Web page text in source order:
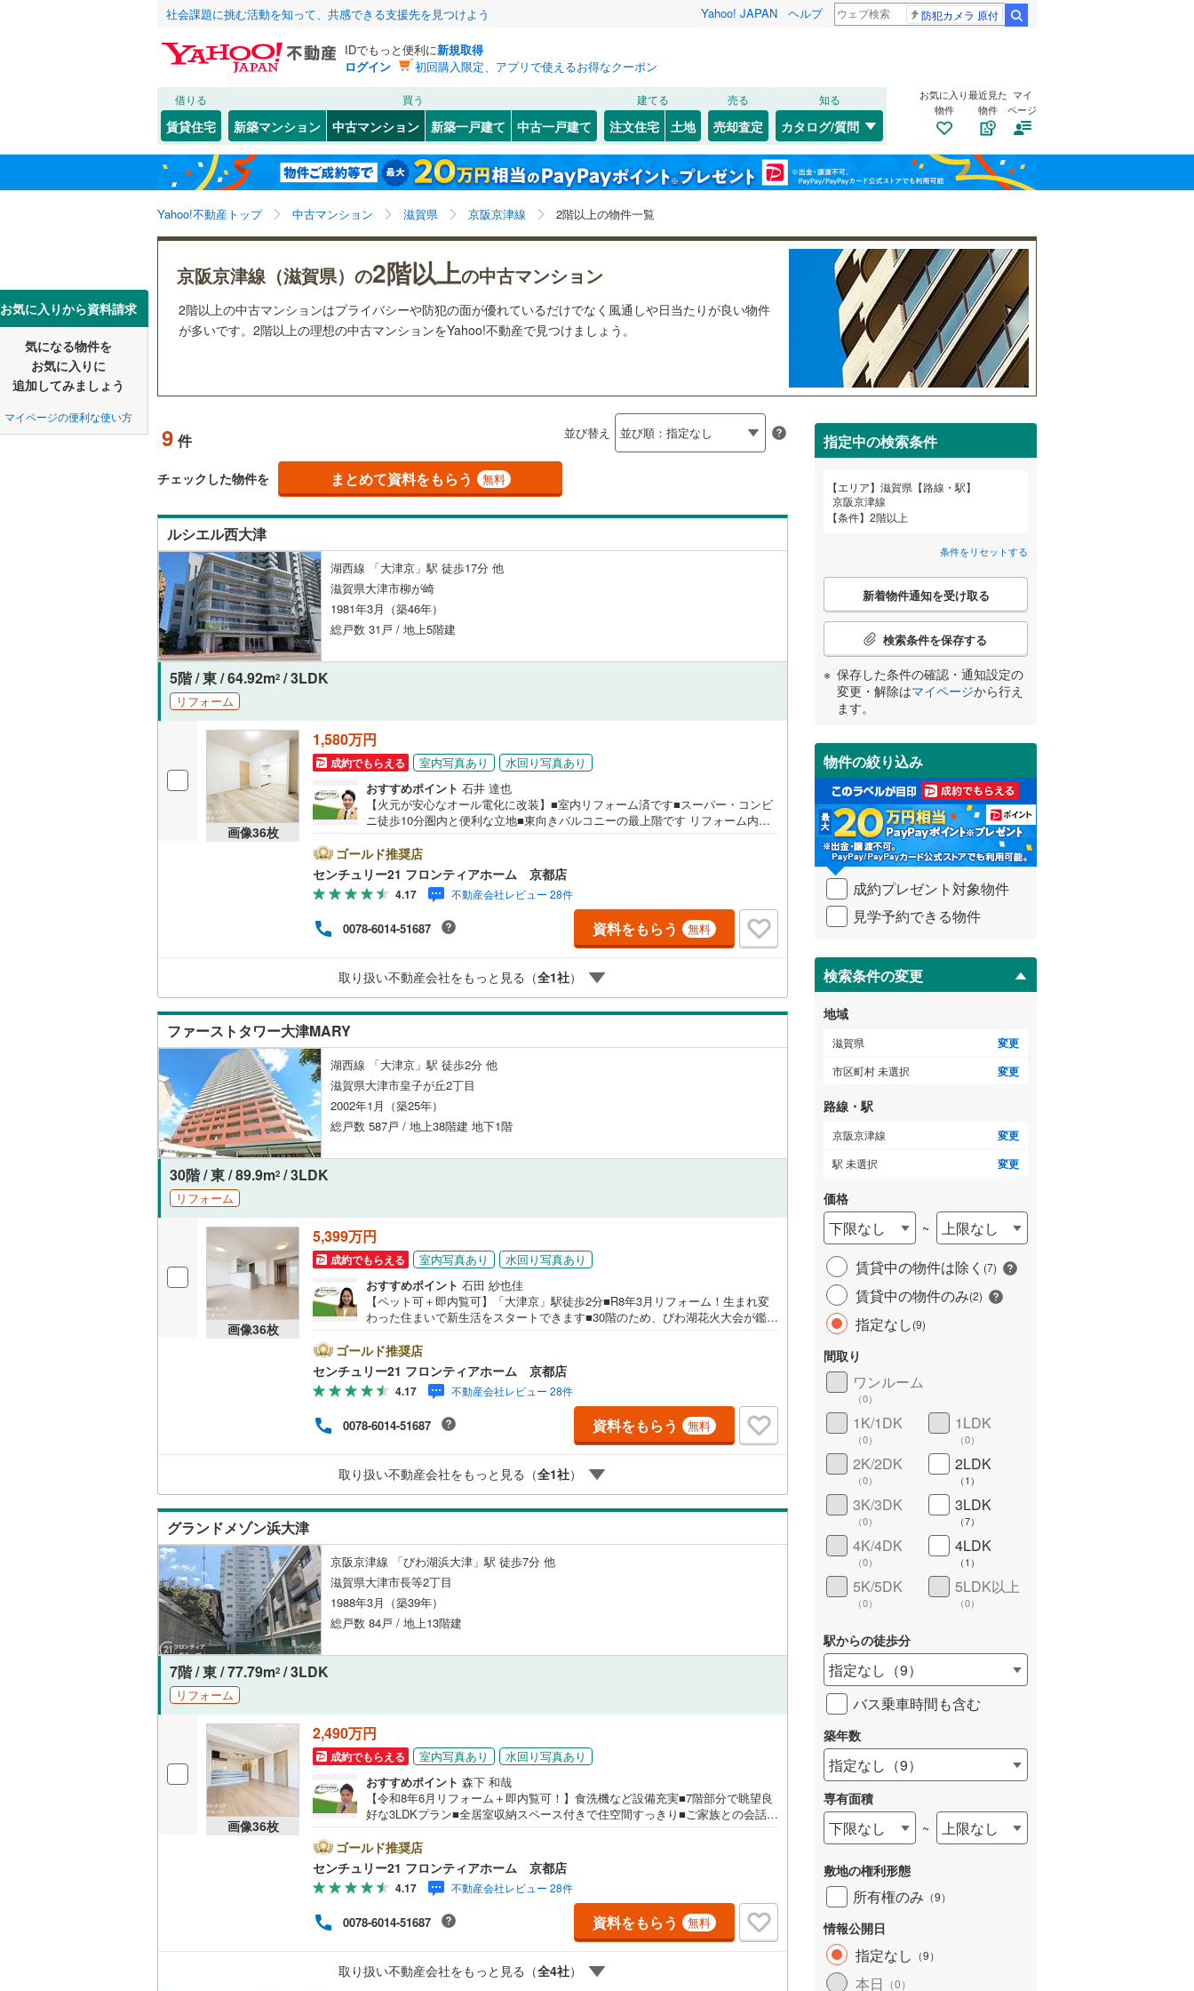
社会課題に挑む活動を知って、共感できる支援先を見つけよう Yahoo! JAPAN ヘルプ 防犯カメラ 原付
IDでもっと便利に新規取得
ログイン
初回購入限定、アプリで使えるお得なクーポン
借りる
賃貸住宅
買う
新築マンション 中古マンション 新築一戸建て 中古一戸建て
建てる
注文住宅 土地
売る
売却査定
知る
カタログ/質問
お気に入り
物件
最近見た
物件
マイ
ページ
Yahoo!不動産トップ 中古マンション 滋賀県 京阪京津線 2階以上の物件一覧
お気に入りから資料請求
気になる物件を
お気に入りに
追加してみましょう
マイページの便利な使い方
京阪京津線（滋賀県）の2階以上の中古マンション
2階以上の中古マンションはプライバシーや防犯の面が優れているだけでなく風通しや日当たりが良い物件
が多いです。2階以上の理想の中古マンションをYahoo!不動産で見つけましょう。
9 件 並び替え
チェックした物件を まとめて資料をもらう 無料
ルシエル西大津
湖西線 「大津京」駅 徒歩17分 他
滋賀県大津市柳が崎
1981年3月（築46年）
総戸数 31戸 / 地上5階建
5階 / 東 / 64.92m2 / 3LDK
リフォーム
画像36枚
1,580万円
成約でもらえる 室内写真あり
水回り写真あり
おすすめポイント 石井 達也
【火元が安心なオール電化に改装】■室内リフォーム済です■スーパー・コンビ
ニ徒歩10分圏内と便利な立地■東向きバルコニーの最上階です リフォーム内
新調・洗濯パン・電気温水器新調・天井 壁クロス張替:全室・納戸・洗面所・ト
イレ・廊下・クッションフロア張替:洗面所・トイレ・納戸・フロアタイル上貼
り:LDK ・廊下・カーペット貼替:洋室5.5 帖・畳表替・襖新調:全和室・網戸張
替・サッシガラス交換・建具交換:玄関・廊下物入・トイレ・納戸・LDK・巾木
新調・火災報知器・インターホン・スイッチ・コンセント新調・玄関框の新
調・バルコニー洗浄・ハウスクリーニング 立地・大津市立志賀小学校まで徒歩
約18分・大津市皇子山中学校 まで徒歩約18分 弊社が選ばれる理由 1.お金の扱
などにも対応できる売却専門チームあり！3.たくさんの銀行と繋がりがあるた
め、最も低金利になるように審査が可能
ゴールド推奨店
センチュリー21 フロンティアホーム 京都店
4.17 不動産会社レビュー 28件
0078-6014-51687 資料をもらう 無料
取り扱い不動産会社をもっと見る（全1社）
ファーストタワー大津MARY
湖西線 「大津京」駅 徒歩2分 他
滋賀県大津市皇子が丘2丁目
2002年1月（築25年）
総戸数 587戸 / 地上38階建 地下1階
30階 / 東 / 89.9m2 / 3LDK
リフォーム
画像36枚
5,399万円
成約でもらえる 室内写真あり
水回り写真あり
おすすめポイント 石田 紗也佳
【ペット可＋即内覧可】「大津京」駅徒歩2分■R8年3月リフォーム！生まれ変
わった住まいで新生活をスタートできます■30階のため、びわ湖花火大会が鑑賞
グの様子を見ながらお料理ができます・東向きのお部屋は午後の日差しが抑え
られ夏場も快適に過ごせます リフォーム内容・キッチン（食洗機付システムキ
ッチン）・浴室（浴室乾燥機付ユニットバス）・洗面室（洗面化粧台・洗濯用
水栓・洗濯パン）・トイレ（タンク・便器本体・温水洗浄便座）・その他（照
明器具、建具、分電盤、スイッチコンセント、給湯器）他 立地・大津市立長等
小学校まで徒歩約19分・大津市立皇子山中学校まで徒歩約6分 弊社が選ばれる
理由 1.お金の扱い方のプロ、ファイナンシャルプランナーが資金計画をサポー
がりがあるため、最も低金利になるように審査が可能！お気軽にお問合せくだ
さい！
ゴールド推奨店
センチュリー21 フロンティアホーム 京都店
4.17 不動産会社レビュー 28件
0078-6014-51687 資料をもらう 無料
取り扱い不動産会社をもっと見る（全1社）
グランドメゾン浜大津
京阪京津線 「びわ湖浜大津」駅 徒歩7分 他
滋賀県大津市長等2丁目
1988年3月（築39年）
総戸数 84戸 / 地上13階建
7階 / 東 / 77.79m2 / 3LDK
リフォーム
画像36枚
2,490万円
成約でもらえる 室内写真あり
水回り写真あり
おすすめポイント 森下 和哉
【令和8年6月リフォーム＋即内覧可！】食洗機など設備充実■7階部分で眺望良
好な3LDKプラン■全居室収納スペース付きで住空間すっきり■ご家族との会話が
洗面化粧台新規交換・トイレ新規交換・全室クロス張替・床材・畳新規貼替・
建具新規交換・配管更新 立地・大津市立長等小学校まで徒歩約11分・大津市立
皇子山中学校まで徒歩約18分 弊社が選ばれる理由 1.お金の扱い方のプロ、ファ
イナンシャルプランナーが資金計画をサポート！2.買い替えなどにも対応でき
る売却専門チームあり！3.たくさんの銀行と繋がりがあるため、最も低金利に
なるように審査が可能！4.物件のお引渡し後に必要になったお家のリフォーム
も弊社のリフォームプランナーがご提案！5.定期的にご連絡を繋ぎ、有事の際
多くの知見がございますお気軽にお問合せください！
ゴールド推奨店
センチュリー21 フロンティアホーム 京都店
4.17 不動産会社レビュー 28件
0078-6014-51687 資料をもらう 無料
取り扱い不動産会社をもっと見る（全4社）
指定中の検索条件
エリア
滋賀県【路線・駅】
京阪京津線
条件
2階以上
条件をリセットする
こ
検
条
件
受
け
取
る
・
条
件
を
イ
ペ
ジ
に
保
存
す
る
新着物件通知を受け取る
検索条件を保存する
保存した条件の確認・通知設定の
変更・解除はマイページから行え
ます。
物件の絞り込み
成約プレゼント対象物件
見学予約できる物件
検索条件の変更
地域
滋賀県 変更
市区町村 未選択 変更
路線・駅
京阪京津線 変更
駅 未選択 変更
価格
下限なし ~
上限なし
賃貸中の物件は除く (7)
賃貸中の物件のみ(2)
指定なし(9)
間取り
ワンルーム
（0）
1K/1DK
（0）
1LDK
（0）
2K/2DK
（0）
2LDK
（1 ）
3K/3DK
（0）
3LDK
（7）
4K/4DK
（0）
4LDK
（1 ）
5K/5DK
（0）
5LDK以上
（0）
駅からの徒歩分
指定なし （9）
バス乗車時間も含む
築年数
指定なし （9）
専有面積
下限なし ~ 上限なし
敷地の権利形態
所有権のみ （9）
情報公開日
指定なし （9）
本日 （0）
北海道 北海道
東北 青森 岩手 宮城 秋田 山形 福島
関東 東京 神奈川 埼玉 千葉
長野
東海 愛知 岐阜 静岡 三重
中国 鳥取 島根 岡山 広島 山口
高知
福岡 佐賀 長崎 鹿児島
該当物件0件 条件をリセットする
大津市(69) 彦根市(7) 長浜市(1)
近江八幡市(0) 草津市(8) 守山市(7)
栗東市
(8 甲賀市(
0) 東近江市 (2)
米原市
0 ) 蒲生郡日野町 蒲生郡竜王町(0)
愛知郡愛荘町 (0) 犬上郡豊郷町 犬上郡甲良町(0
該当物件0件 条件をリセットする
該当物件0件 条件をリセットする
JR 東海道本線（JR東海）(0) 東海道本線（JR西日本）(75) 北陸本線(1
湖西線(28) 草津線(14) 東海道新幹線
私鉄・その他 近江鉄道近江本線(7) 近江鉄道多賀線(0) 近江鉄道八日市線(0)
該当物件0件 条件をリセットする
(0) (5) びわ湖浜大津
(5
該当物件0件 条件をリセットする
こだわり条件 リフォーム、リノベーション
リノベーション・リフォーム
（6）
築古・築30年以上（4）
共用設備
宅配ボックスあり（ 自転車置き場（ 7）
トランクルーム（1） エレベーター バイク置き場（5）
駐車場空きあり（近隣を含む）
オートロック 防犯カメラ（0）
管理・管理規約
24時間有人管理（1）
配置、向き、建ち方、日当たり
2階以上（9
階下に住戸なし（0）
構造・規模・施工・品質・工法関連
制震構造 （0）
低層マンション（4階建て以
下）（ 0 ）
立地
最寄りの駅が始発駅（0 ） 小学校まで1km以内（4）
共用施設
コンシェルジュサービス ゲストルーム（0）
設備
床暖房（ 3） オール電化（ 0）
（6）
バリアフリー住宅
LD
リビングダイニング15畳以上
独立型キッチン（1） 対面キッチン（6）
浴室
浴室乾燥機あり（6） 浴室に窓あり（1）
バルコニー、庭
ルーフバルコニー（0） ワイドバルコニー
収納
ウォークインクローゼット
（1）
即入居可能（1）
オンライン対応
詳しく見る
該当物件0件 条件をリセットする
検索条件を保存しました
この検索条件の新着物件通知は、 マイページから設定できます。
保存した条件を見る
滋賀県、京阪京津線、2階以上
検索条件を保存する
マイページ
閉じる お気に入りリストを見る
閉じる
閉じる お気に入りリストを見る
閉じる